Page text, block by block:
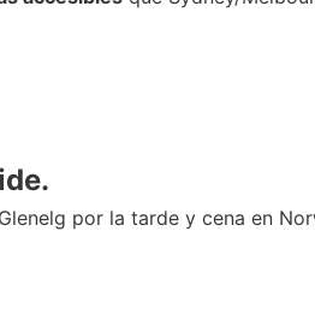
por la tarde y cena en